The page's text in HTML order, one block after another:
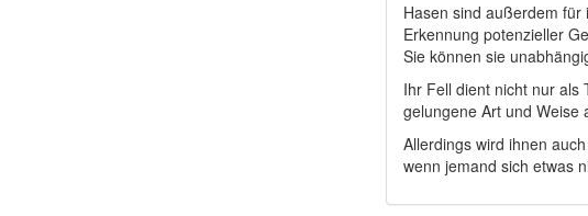
Hasen sind außerdem
Erkennung potenzieller
Sie können sie
Ihr Fell dient nicht nur als
gelungene Art und Weise
Allerdings wird ihnen
wenn jemand sich etwas